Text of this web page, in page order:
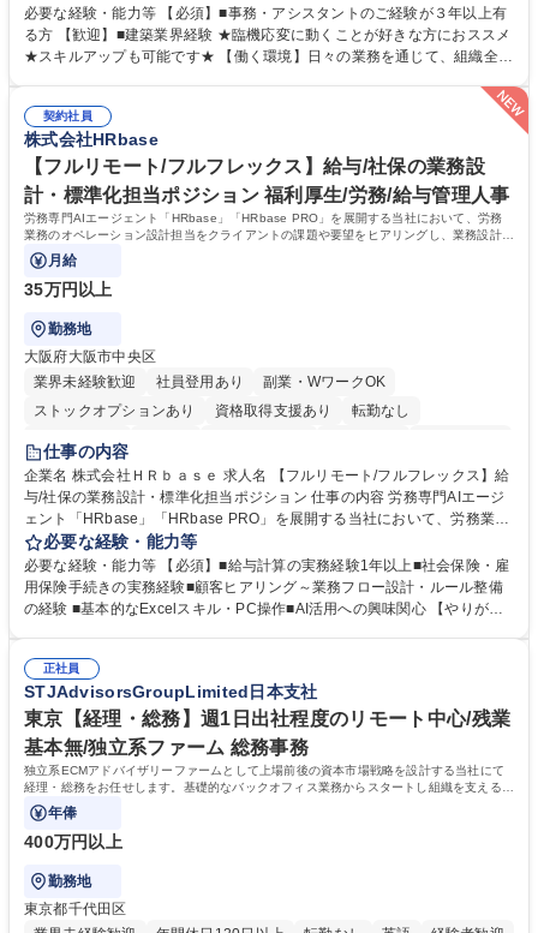
ため、スキルアップも可能です。 【部署内の事務業務全般】 ■サンプルの
仕分け・整理 ■電話応対 ■書類作成（会議資料、お客様宛請求書、支払書
類を取りまとめて経理へ提出等） ■ショールームアテンド・運営・予約業
インテリア事務（部署内アシスタント）】■安定企業で働く
必要な経験・能力等 【必須】■事務・アシスタントのご経験が３年以上有
る方 【歓迎】■建築業界経験 ★臨機応変に動くことが好きな方におススメ
★スキルアップも可能です★ 【働く環境】日々の業務を通じて、組織全体
ンスキルや問題解決能力が磨かれ、キャリアアップのチャンスも豊富。チ
ームとの協力や新しいアイデアを活かす場もあり、やりがいを感じながら
働けます。 【歓迎】 ■インテリアの業界のご経験が有る方■PCの作業に慣
れている方 学歴・資格 学歴：大学院 大学 高専 短大 専修学校 語学力： 資
格：
契約社員
株式会社HRbase
【フルリモート/フルフレックス】給与/社保の業務設
計・標準化担当ポジション 福利厚生/労務/給与管理人事
労務専門AIエージェント「HRbase」「HRbase PRO」を展開する当社において、労務
業務のオペレーション設計担当をクライアントの課題や要望をヒアリングし、業務設計や
システム設定へと落とし込むポジションです。
月給
35万円以上
勤務地
大阪府大阪市中央区
業界未経験歓迎
社員登用あり
副業・WワークOK
ストックオプションあり
資格取得支援あり
転勤なし
時短勤務あり
服装自由
仕事の内容
企業名 株式会社ＨＲｂａｓｅ 求人名 【フルリモート/フルフレックス】給
与/社保の業務設計・標準化担当ポジション 仕事の内容 労務専門AIエージ
ェント「HRbase」「HRbase PRO」を展開する当社において、労務業務
のオペレーション設計担当をクライアントの課題や要望をヒアリングし、
業務設計やシステム設定へと落とし込むポジションです。 【具体的に
は】・業務オペレーション設計（要件定義/顧客ヒアリング/業務オペレー
ションの洗い出し、ルール整備、システム設定) ・業務マニュアル作成、
（年調等の年次業務など） 募集職種 【フルリモート/フルフレックス】給
与/社保の業務設計・標準化担当ポジション
必要な経験・能力等
必要な経験・能力等 【必須】■給与計算の実務経験1年以上■社会保険・雇
用保険手続きの実務経験■顧客ヒアリング～業務フロー設計・ルール整備
の経験 ■基本的なExcelスキル・PC操作■AI活用への興味関心 【やりが
る設計にとどまらず、ご自身が現場のエキスパートとしてオペレーション
を実行する機会もあり、実務と改善の両面でスキルを発揮できる環境で
す。 学歴・資格 学歴：大学院 大学 高専 短大 専修学校 高校 語学力： 資
格：
正社員
STJAdvisorsGroupLimited日本支社
東京【経理・総務】週1日出社程度のリモート中心/残業
基本無/独立系ファーム 総務事務
独立系ECMアドバイザリーファームとして上場前後の資本市場戦略を設計する当社にて
経理・総務をお任せします。基礎的なバックオフィス業務からスタートし組織を支える専
任担当として広く活躍できる環境です。
年俸
400万円以上
勤務地
東京都千代田区